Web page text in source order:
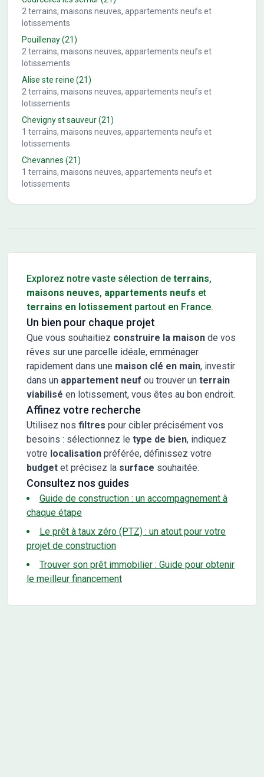
2 terrains, maisons neuves, appartements neufs et
lotissements
Pouillenay(21)
2 terrains, maisons neuves, appartements neufs et
lotissements
Alise ste reine (21)
2 terrains, maisons neuves, appartements neufs et
lotissements
Chevigny st sauveur(21)
1 terrains, maisons neuves, appartements neufs et
lotissements
Chevannes (21)
1 terrains, maisons neuves, appartements neufs et
lotissements
Explorez notre vaste sélection de terrains,
maisons neuves, appartements neufs et
terrains en lotissement partout en France.
Un bien pour chaque projet
Que vous souhaitiez construire la maison de vos
rêves sur une parcelle idéale, emménager
rapidement dans une maison clé en main, investir
dans un appartement neuf ou trouver un terrain
viabilisé en lotissement, vous êtes au bon endroit.
Affinez votre recherche
Utilisez nos filtres pour cibler précisément vos
besoins : sélectionnez le type de bien, indiquez
votre localisation préférée, définissez votre
budget et précisez la surface souhaitée.
Consultez nos guides
Guide de construction : un accompagnement à
chaque étape
Le prêt à taux zéro (PTZ) : un atout pour votre
projet de construction
Trouver son prêt immobilier : Guide pour obtenir
le meilleur financement